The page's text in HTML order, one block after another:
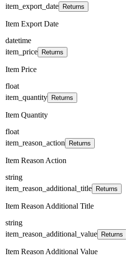
item_export_date
Returns
Item Export Date
datetime
item_price
Returns
Item Price
float
item_quantity
Returns
Item Quantity
float
item_reason_action
Returns
Item Reason Action
string
item_reason_additional_title
Returns
Item Reason Additional Title
string
item_reason_additional_value
Returns
Item Reason Additional Value